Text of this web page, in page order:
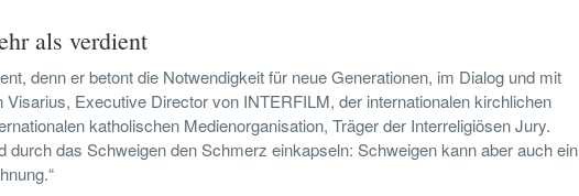
als verdient
denn er betont die Notwendigkeit für neue Generationen, im Dialog und mit
Executive Director von INTERFILM, der internationalen kirchlichen
katholischen Medienorganisation, Träger der Interreligiösen Jury.
durch das Schweigen den Schmerz einkapseln: Schweigen kann aber auch ein